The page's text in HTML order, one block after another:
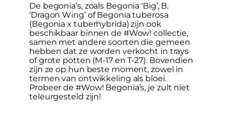
De begonia’s, zoals Begonia ‘Big’, B.
‘Dragon Wing’ of Begonia tuberosa
(Begonia x tuberhybrida) zijn ook
beschikbaar binnen de #Wow! collectie,
samen met andere soorten die gemeen
hebben dat ze worden verkocht in trays
of grote potten (M-17 en T-27). Bovendien
zijn ze op hun beste moment, zowel in
termen van ontwikkeling als bloei.
Probeer de #Wow! Begonia’s, je zult niet
teleurgesteld zijn!